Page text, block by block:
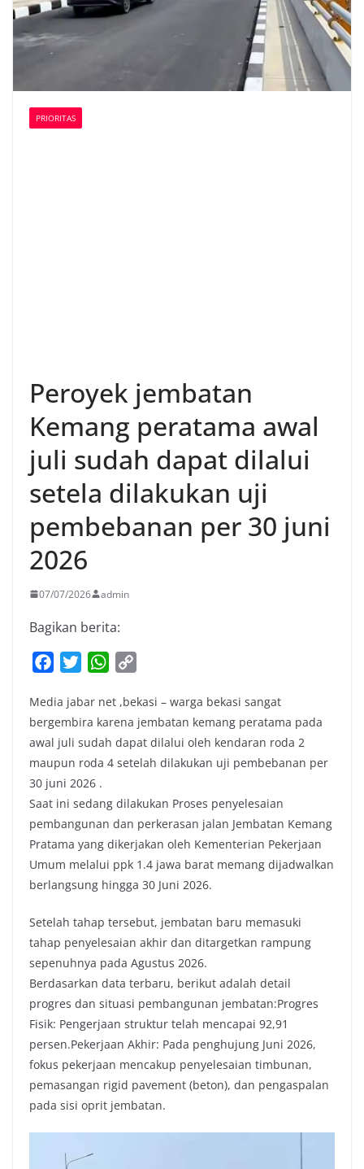
PRIORITAS
Peroyek jembatan
Kemang peratama awal
juli sudah dapat dilalui
setela dilakukan uji
pembebanan per 30 juni
2026
07/07/2026 admin
Bagikan berita:
c
e
b
o
o
k
i
t
t
e
r
W
a
t
s
A
p
p
y
L
i
k
Media jabar net ,bekasi – warga bekasi sangat
bergembira karena jembatan kemang peratama pada
awal juli sudah dapat dilalui oleh kendaran roda 2
maupun roda 4 setelah dilakukan uji pembebanan per
30 juni 2026 .
Saat ini sedang dilakukan Proses penyelesaian
pembangunan dan perkerasan jalan Jembatan Kemang
Pratama yang dikerjakan oleh Kementerian Pekerjaan
Umum melalui ppk 1.4 jawa barat memang dijadwalkan
berlangsung hingga 30 Juni 2026.
Setelah tahap tersebut, jembatan baru memasuki
tahap penyelesaian akhir dan ditargetkan rampung
sepenuhnya pada Agustus 2026.
Berdasarkan data terbaru, berikut adalah detail
progres dan situasi pembangunan jembatan:Progres
Fisik: Pengerjaan struktur telah mencapai 92,91
persen.Pekerjaan Akhir: Pada penghujung Juni 2026,
fokus pekerjaan mencakup penyelesaian timbunan,
pemasangan rigid pavement (beton), dan pengaspalan
pada sisi oprit jembatan.